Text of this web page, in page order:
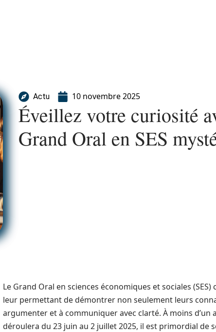
Actu 10 novembre 2025
Éveillez votre curiosité
Grand Oral en SES
Le Grand Oral en sciences économiques et sociales
leur permettant de démontrer non seulement leurs
argumenter et à communiquer avec clarté. À moins
déroulera du 23 juin au 2 juillet 2025, il est primordial de